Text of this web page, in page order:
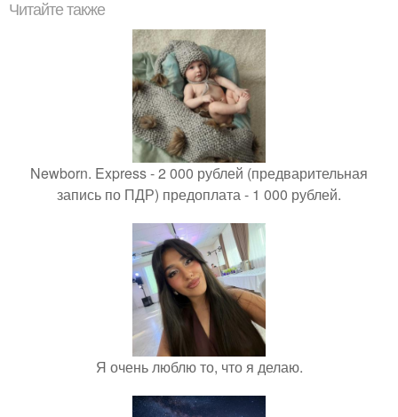
Читайте также
Newborn. Express - 2 000 рублей (предварительная
запись по ПДР) предоплата - 1 000 рублей.
Я очень люблю то, что я делаю.